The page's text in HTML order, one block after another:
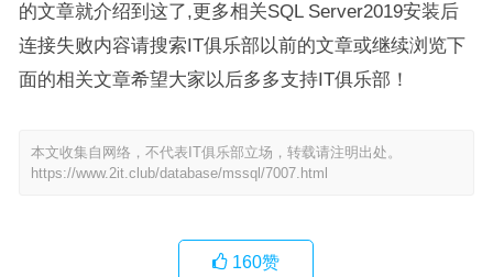
的文章就介绍到这了,更多相关SQL Server2019安装后
连接失败内容请搜索IT俱乐部以前的文章或继续浏览下
面的相关文章希望大家以后多多支持IT俱乐部！
本文收集自网络，不代表IT俱乐部立场，转载请注明出处。
https://www.2it.club/database/mssql/7007.html
160赞